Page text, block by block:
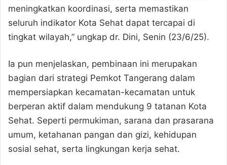
meningkatkan koordinasi, serta memastikan
seluruh indikator Kota Sehat dapat tercapai di
tingkat wilayah,” ungkap dr. Dini, Senin (23/6/25).
Ia pun menjelaskan, pembinaan ini merupakan
bagian dari strategi Pemkot Tangerang dalam
mempersiapkan kecamatan-kecamatan untuk
berperan aktif dalam mendukung 9 tatanan Kota
Sehat. Seperti permukiman, sarana dan prasarana
umum, ketahanan pangan dan gizi, kehidupan
sosial sehat, serta lingkungan kerja sehat.